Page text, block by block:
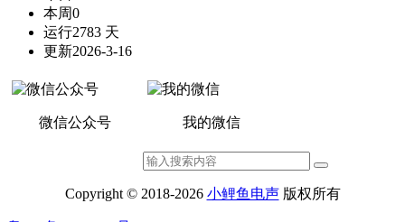
本周0
运行2783 天
更新2026-3-16
微信公众号 我的微信
Copyright © 2018-2026 小鲤鱼电声版权所有